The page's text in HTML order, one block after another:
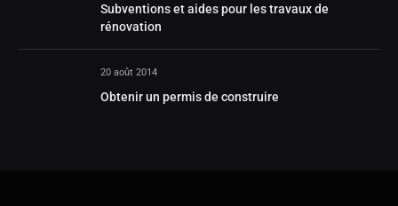
Subventions et aides pour les travaux de
rénovation
20 août 2014
Obtenir un permis de construire